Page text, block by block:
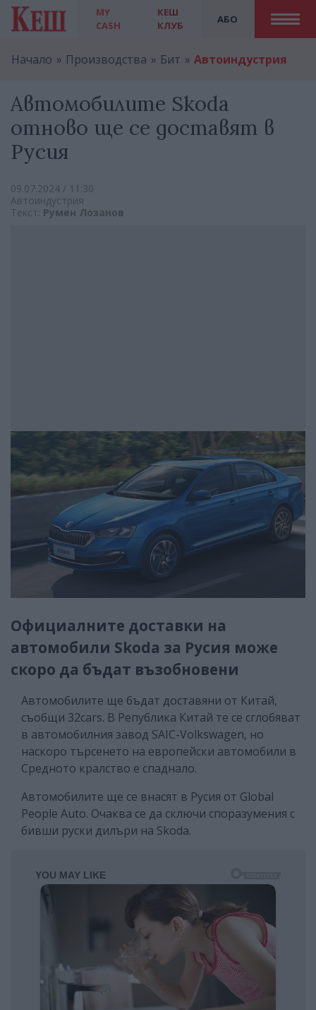
MY
CASH
АБО
КЕШ
КЛУБ
Начало Производства Бит Автоиндустрия
Автомобилите Skoda
отново ще се доставят в
Русия
09.07.2024 / 11:30
Автоиндустрия
Текст: Румен Лозанов
Официалните доставки на
автомобили Skoda за Русия може
скоро да бъдат възобновени
Автомобилите ще бъдат доставяни от Китай,
съобщи 32cars. В Република Китай те се сглобяват
в автомобилния завод SAIC-Volkswagen, но
наскоро търсенето на европейски автомобили в
Средното кралство е спаднало.
Автомобилите ще се внасят в Русия от Global
People Auto. Очаква се да сключи споразумения с
бивши руски дилъри на Skoda.